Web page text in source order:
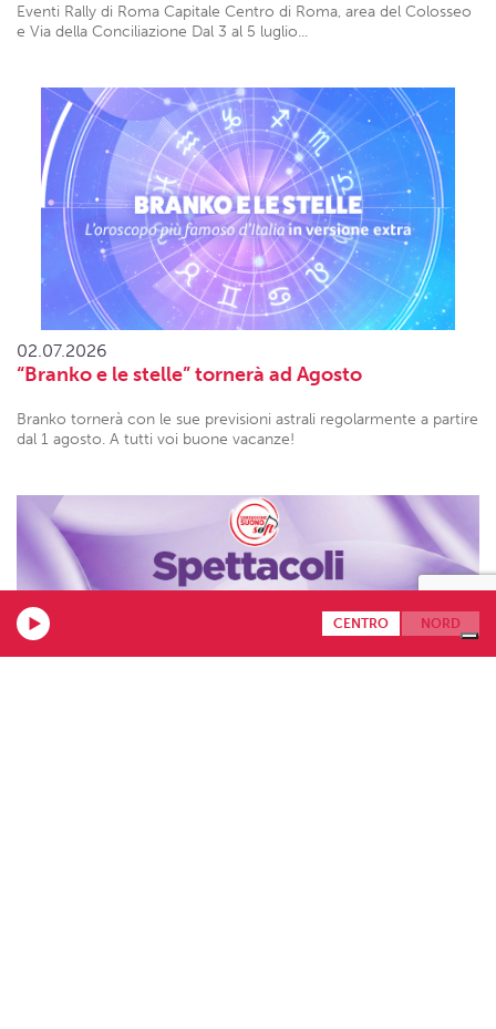
CENTRO NORD
Eventi Rally di Roma Capitale Centro di Roma, area del Colosseo
e Via della Conciliazione Dal 3 al 5 luglio...
02.07.2026
“Branko e le stelle” tornerà ad Agosto
Branko tornerà con le sue previsioni astrali regolarmente a partire
dal 1 agosto. A tutti voi buone vacanze!